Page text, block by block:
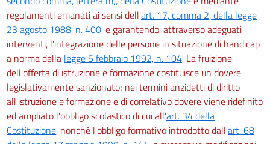
regolamenti emanati ai sensi dell'art. 17, comma 2, della legge
23 agosto 1988, n. 400, e garantendo, attraverso adeguati
interventi, l'integrazione delle persone in situazione di handicap
a norma della legge 5 febbraio 1992, n. 104. La fruizione
dell'offerta di istruzione e formazione costituisce un dovere
legislativamente sanzionato; nei termini anzidetti di diritto
all'istruzione e formazione e di correlativo dovere viene ridefinito
ed ampliato l'obbligo scolastico di cui all'art. 34 della
Costituzione, nonché l'obbligo formativo introdotto dall'art. 68